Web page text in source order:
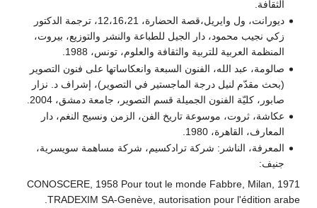
الثقافة.
ديورانت، ول وايريل،قصة الحضارة، 12،16،21، ترجمة الدكتور
زكي نجيب محمود، دار الجيل للطباعة والنشر والتوزيع، بيروت،
المنظمة العربية للتربية والثقافة والعلوم، تونس، 1988.
صالومة، عبد الله، الفنون السبعة وانعكاساتها على فنون التصوير
(بحث مقدّم لنيل درجة الماجستير في التصوير)، إشراف د. نزار
صابور، كليّة الفنون الجميلة قسم التصوير، جامعة دمشق، 2004.
عكاشة، ثروت، موسوعة تاريخ الفن، الزمن ونسيج النغم، دار
المعارف، القاهرة، 1980.
المعرفة، الناشر: شركة ترادكسيم، شركة مساهمة سويسرية،
جنيف:
CONOSCERE, 1958 Pour tout le monde Fabbre, Milan, 1971
TRADEXIM SA-Genève, autorisation pour l'édition arabe.